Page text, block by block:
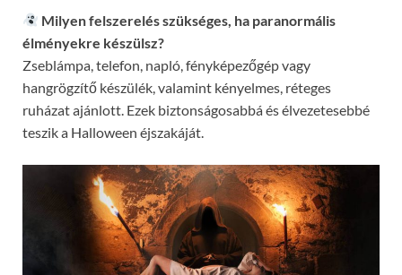
Milyen felszerelés szükséges, ha paranormális
élményekre készülsz?
Zseblámpa, telefon, napló, fényképezőgép vagy
hangrögzítő készülék, valamint kényelmes, réteges
ruházat ajánlott. Ezek biztonságosabbá és élvezetesebbé
teszik a Halloween éjszakáját.